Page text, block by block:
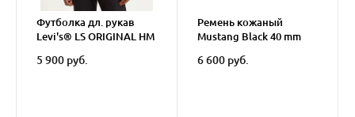
Футболка дл. рукав
Levi's® LS ORIGINAL HM
5 900 руб.
Ремень кожаный
Mustang Black 40 mm
6 600 руб.